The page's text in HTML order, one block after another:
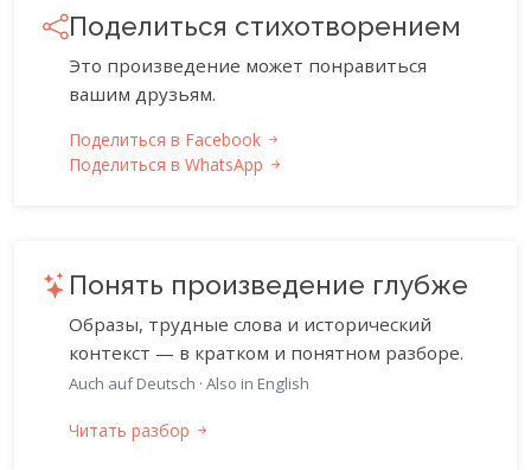
Поделиться стихотворением
Это произведение может понравиться
вашим друзьям.
Поделиться в Facebook
Поделиться в WhatsApp
Понять произведение глубже
Образы, трудные слова и исторический
контекст — в кратком и понятном разборе.
Auch auf Deutsch · Also in English
Читать разбор